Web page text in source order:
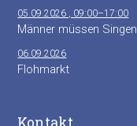
05.09.2026 , 09:00–17:00
Männer müssen Singen
06.09.2026
Flohmarkt
Kontakt